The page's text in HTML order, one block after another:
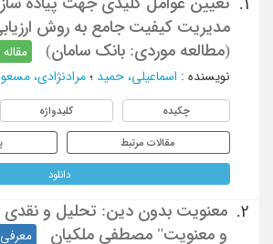
1.
مدیریت کیفیت جامع به روش
(مطالعه موردی: بانک سامان)
مقاله
نویسنده : اسماعیلی، حمید ؛ مرادنژادی،
چکیده کلیدواژه
مقالات مرتبط
دانلود
2.
معنویت بدون دین: تحلیل و نقدی
و معنویت" مصطفی ملکیان